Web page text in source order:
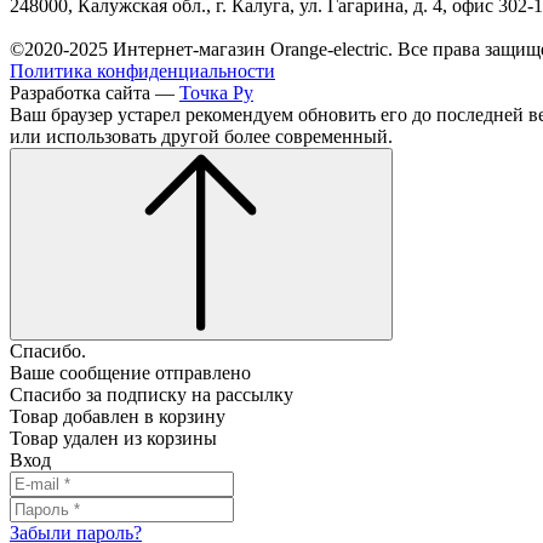
248000, Калужская обл., г. Калуга, ул. Гагарина, д. 4, офис 302-
©2020-2025 Интернет-магазин Orange-electric. Все права
Политика конфиденциальности
Разработка сайта — Точка Ру
Ваш браузер устарел рекомендуем обновить его до последней
или использовать другой более современный.
Спасибо.
Ваше сообщение отправлено
Спасибо за подписку на рассылку
Товар добавлен в корзину
Товар удален из корзины
Вход
Забыли пароль?